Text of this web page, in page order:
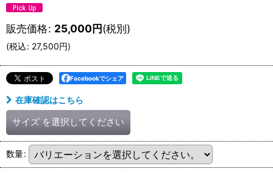
販売価格: 25,000円(税別)
(税込: 27,500円)
Facebookでシェア
在庫確認はこちら
サイズ を選択してください
数量: